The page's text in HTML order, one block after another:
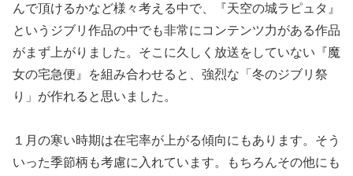
んで頂けるかなど様々考える中で、『天空の城ラピュタ』
というジブリ作品の中でも非常にコンテンツ力がある作品
がまず上がりました。そこに久しく放送をしていない『魔
女の宅急便』を組み合わせると、強烈な「冬のジブリ祭
り」が作れると思いました。
１月の寒い時期は在宅率が上がる傾向にもあります。そう
いった季節柄も考慮に入れています。もちろんその他にも